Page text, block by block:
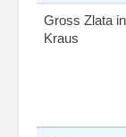
Gross Zlata in
Kraus